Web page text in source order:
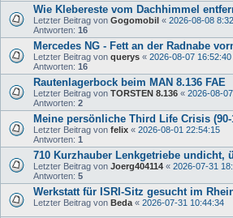
Wie Klebereste vom Dachhimmel
Letzter Beitrag von Gogomobil « 2026-08-08
Antworten: 16
Mercedes NG - Fett an der Radnabe
Letzter Beitrag von querys « 2026-08-07 16:52:40
Antworten: 16
Rautenlagerbock beim MAN 8.136 FAE
Letzter Beitrag von TORSTEN 8.136 « 2026-08-
Antworten: 2
Meine persönliche Third Life Crisis (90-
Letzter Beitrag von felix « 2026-08-01 22:54:15
Antworten: 1
710 Kurzhauber Lenkgetriebe undicht,
Letzter Beitrag von Joerg404114 « 2026-07-31
Antworten: 5
Werkstatt für ISRI-Sitz gesucht im
Letzter Beitrag von Beda « 2026-07-31 10:44:34